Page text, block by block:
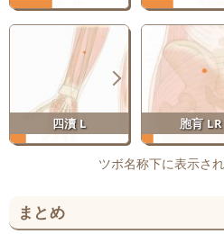
四瀆 L 胞肓 LR
ツボ名称下に表示さ
まとめ